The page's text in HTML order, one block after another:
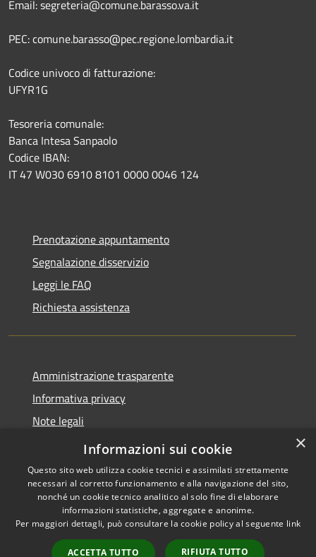
Email: segreteria@comune.barasso.va.it
PEC: comune.barasso@pec.regione.lombardia.it
Codice univoco di fatturazione:
UFYR1G
Tesoreria comunale:
Banca Intesa Sanpaolo
Codice IBAN:
IT 47 W030 6910 8101 0000 0046 124
Prenotazione appuntamento
Segnalazione disservizio
Leggi le FAQ
Richiesta assistenza
Amministrazione trasparente
Informativa privacy
Note legali
Dichiarazione di accessibilità
Accessibilità
Copyright © 2026 • Comune di
Barasso • Powered by
Municipium• Accesso
×
Informazioni sui cookie
Questo sito web utilizza cookie tecnici e assimilati strettamente
necessari al corretto funzionamento e alla navigazione del sito,
nonché un cookie tecnico analitico al solo fine di elaborare
informazioni statistiche, aggregate e anonime.
Per maggiori dettagli, può consultare la cookie policy al seguente link
ACCETTA TUTTO RIFIUTA TUTTO